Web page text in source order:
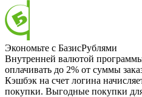
Экономьте с БазисРублями
Внутренней валютой
оплачивать до 2% от суммы
Кэшбэк на счет логина
покупки. Выгодные покупки